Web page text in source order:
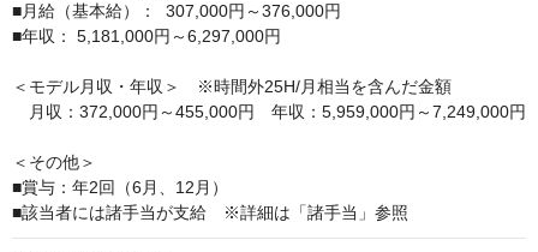
■月給（基本給）：  307,000円～376,000円
■年収： 5,181,000円～6,297,000円
＜モデル月収・年収＞　※時間外25H/月相当を含んだ金額
月収：372,000円～455,000円　年収：5,959,000円～7,249,000円
＜その他＞
■賞与：年2回（6月、12月）
■該当者には諸手当が支給　※詳細は「諸手当」参照